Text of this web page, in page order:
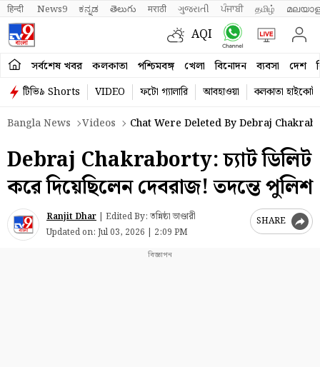
हिन्दी News9 ಕನ್ನಡ తెలుగు मराठी ગુજરાતી ਪੰਜਾਬੀ தமிழ்
AQI
সর্বশেষ খবর কলকাতা পশ্চিমবঙ্গ খেলা বিনোদন ব্যবসা দেশ
টিভি৯ Shorts VIDEO ফটো গ্যালারি আবহাওয়া
কলকাতা হাইকোর্ট
Bangla News
Videos Chat Were Deleted By Debraj
Debraj Chakraborty: চ্যাট ডিলিট
করে দিয়েছিলেন দেবরাজ! তদন্তে পুলিশ
Ranjit Dhar | Edited By: তন্নিষ্ঠা ভাণ্ডারী
Updated on: Jul 03, 2026 | 2:09 PM
SHARE